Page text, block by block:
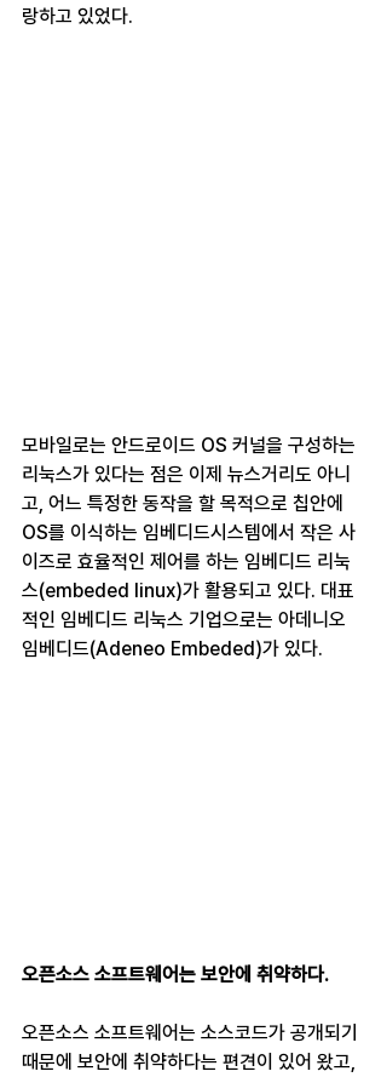
랑하고 있었다.
모바일로는 안드로이드 OS 커널을 구성하는
리눅스가 있다는 점은 이제 뉴스거리도 아니
고, 어느 특정한 동작을 할 목적으로 칩안에
OS를 이식하는 임베디드시스템에서 작은 사
이즈로 효율적인 제어를 하는 임베디드 리눅
스(embeded linux)가 활용되고 있다. 대표
적인 임베디드 리눅스 기업으로는 아데니오
임베디드(Adeneo Embeded)가 있다.
오픈소스 소프트웨어는 보안에 취약하다.
오픈소스 소프트웨어는 소스코드가 공개되기
때문에 보안에 취약하다는 편견이 있어 왔고,